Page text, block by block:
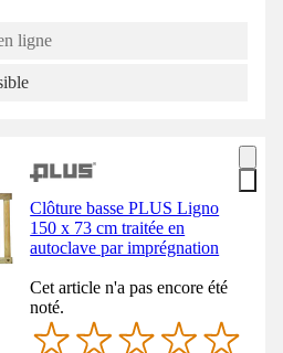
ligne
Clôture basse PLUS Ligno
150 x 73 cm traitée en
autoclave par imprégnation
Cet article n'a pas encore été
noté.